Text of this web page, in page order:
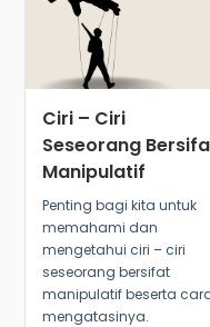
Ciri – Ciri
Seseorang
Manipulatif
Penting bagi kita untuk
memahami dan
mengetahui ciri – ciri
seseorang bersifat
manipulatif beserta
mengatasinya.